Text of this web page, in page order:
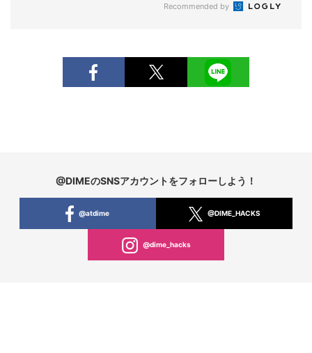
Recommended by
@DIMEのSNSアカウントをフォローしよう！
@atdime @DIME_HACKS
@dime_hacks